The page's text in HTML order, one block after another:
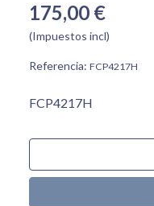
175,00 €
(Impuestos incl)
Referencia: FCP4217H
FCP4217H